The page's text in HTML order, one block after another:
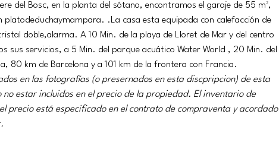
del Bosc, en la planta del sótano, encontramos el garaje de 55 m²,
platodeduchaymampara. .La casa esta equipada con calefacción de
doble,alarma. A 10 Min. de la playa de Lloret de Mar y del centro
sus servicios, a 5 Min. del parque acuático Water World , 20 Min. del
80 km de Barcelona y a 101 km de la frontera con Francia.
en las fotografías (o presernados en esta discpripcion) de esta
no estar incluidos en el precio de la propiedad. El inventario de
precio está especificado en el contrato de compraventa y acordado